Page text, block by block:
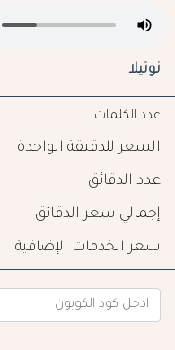
نوتيلا
عدد الكلمات
السعر للدقيقة الواحدة
عدد الدقائق
إجمالي سعر الدقائق
سعر الخدمات الإضافية